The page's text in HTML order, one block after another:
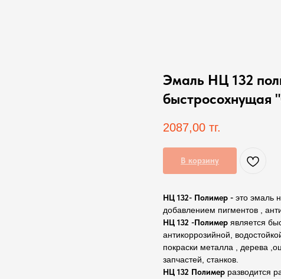
Эмаль НЦ 132
быстросохнущая
2087,00 тг.
В корзину
НЦ 132- Полимер - это эмаль
добавлением пигментов ,
НЦ 132 -Полимер является
антикоррозийной,
покраски металла , дерева
запчастей, станков.
НЦ 132 Полимер разводится